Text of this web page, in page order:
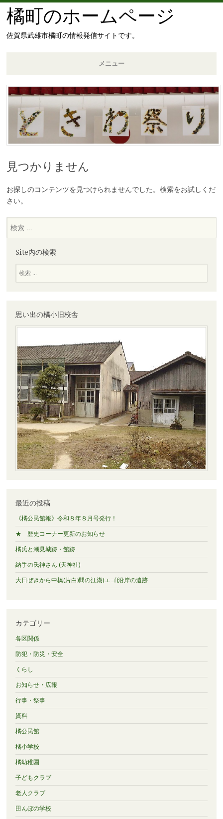
橘町のホームページ
佐賀県武雄市橘町の情報発信サイトです。
メニュー
コ
ン
移
動
見つかりません
お探しのコンテンツを見つけられませんでした。検索をお試しくだ
さい。
検
索
Site内の検索
索
思い出の橘小旧校舎
最近の投稿
《橘公民館報》令和８年８月号発行！
★ 歴史コーナー更新のお知らせ
橘氏と潮見城跡・館跡
納手の氏神さん (天神社)
大日ぜきから中橋(片白)間の江湖(エゴ)沿岸の遺跡
カテゴリー
各区関係
防犯・防災・安全
くらし
お知らせ・広報
行事・祭事
資料
橘公民館
橘小学校
橘幼稚園
子どもクラブ
老人クラブ
田んぼの学校